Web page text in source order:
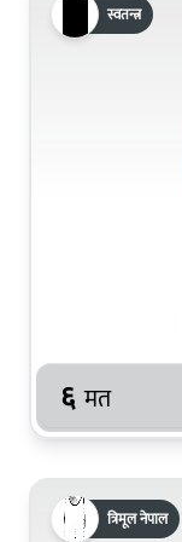
स्वतन्त्र
६ मत
त्रिमूल नेपाल